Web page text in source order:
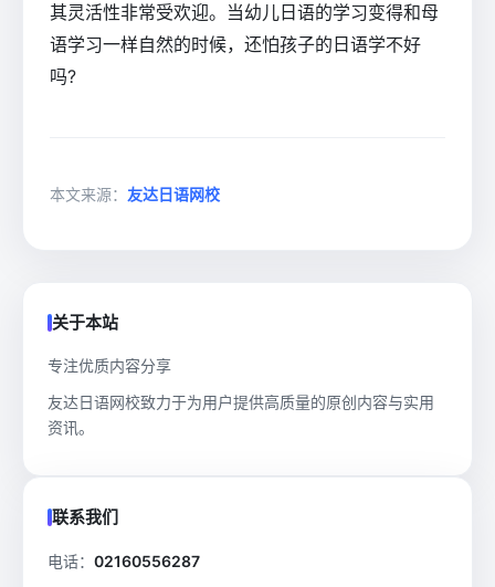
其灵活性非常受欢迎。当幼儿日语的学习变得和母
语学习一样自然的时候，还怕孩子的日语学不好
吗?
本文来源： 友达日语网校
关于本站
专注优质内容分享
友达日语网校致力于为用户提供高质量的原创内容与实用
资讯。
联系我们
电话： 02160556287